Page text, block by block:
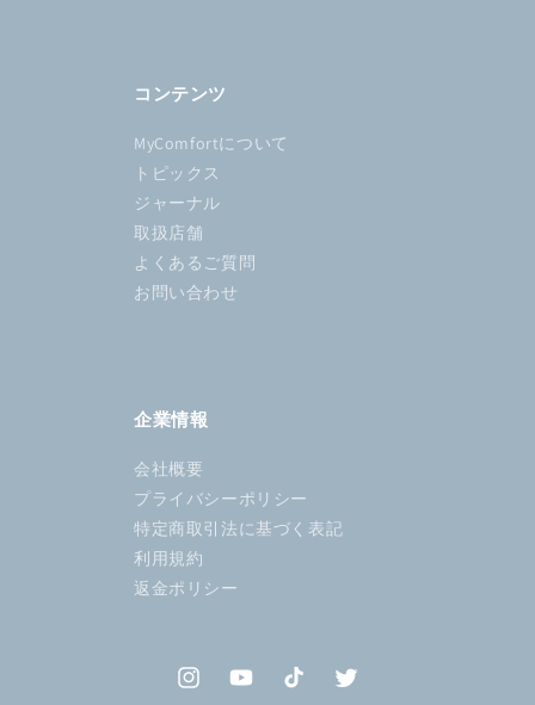
コンテンツ
MyComfortについて
トピックス
ジャーナル
取扱店舗
よくあるご質問
お問い合わせ
企業情報
会社概要
プライバシーポリシー
特定商取引法に基づく表記
利用規約
返金ポリシー
InstagramYouTubeTikTok Twitter